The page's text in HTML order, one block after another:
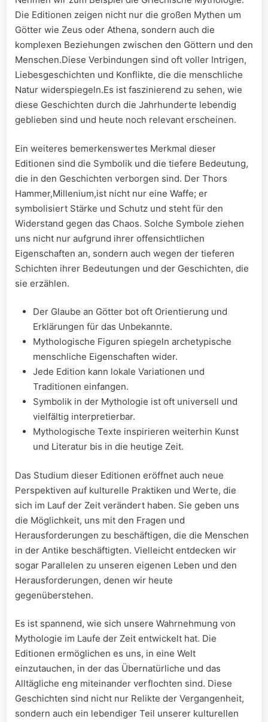
Die Editionen⁣ zeigen nicht‌ nur die⁣ großen Mythen um
Götter wie Zeus oder Athena, sondern auch die
komplexen Beziehungen ​zwischen den Göttern und ‍den
Menschen.Diese Verbindungen sind oft‌ voller Intrigen,
Liebesgeschichten⁢ und Konflikte,‍ die die ‌menschliche
Natur widerspiegeln.Es‍ ist faszinierend zu sehen, wie
diese Geschichten‌ durch die Jahrhunderte lebendig
geblieben sind ⁣und heute noch relevant erscheinen.
Ein weiteres bemerkenswertes Merkmal dieser
Editionen sind die ⁤Symbolik und die tiefere Bedeutung,
die in den​ Geschichten‌ verborgen‍ sind. Der Thors
⁢Hammer,Millenium,ist nicht nur eine Waffe; er
symbolisiert Stärke ⁢und⁣ Schutz⁤ und ​steht für den
Widerstand gegen das Chaos. Solche ‌Symbole ziehen ​
uns nicht nur aufgrund ⁣ihrer offensichtlichen
Eigenschaften ⁤an, sondern auch wegen der tieferen
Schichten⁤ ihrer Bedeutungen und der Geschichten, die
sie erzählen.
Der Glaube an Götter bot oft Orientierung und
Erklärungen für das Unbekannte.
Mythologische Figuren spiegeln‍ archetypische
menschliche Eigenschaften wider.
Jede Edition kann lokale Variationen und
Traditionen einfangen.
Symbolik​ in⁢ der Mythologie ist oft universell und
vielfältig interpretierbar.
Mythologische‌ Texte inspirieren weiterhin Kunst
und‍ Literatur bis in die heutige Zeit.
Das Studium dieser Editionen eröffnet auch neue
Perspektiven auf kulturelle​ Praktiken und ⁣Werte, die
⁢sich im Lauf der⁢ Zeit verändert​ haben.⁢ Sie geben uns
die Möglichkeit, uns mit den Fragen und
Herausforderungen zu beschäftigen, die die Menschen
in ⁢der Antike beschäftigten. Vielleicht entdecken ​wir
‌sogar Parallelen zu unseren eigenen Leben und ‍den
Herausforderungen, denen ‍wir heute
gegenüberstehen.
Es ist spannend, wie sich‌ unsere Wahrnehmung von ​
Mythologie im Laufe der Zeit entwickelt ​hat. ⁣Die
Editionen ermöglichen es​ uns, ⁤in eine ⁤Welt
einzutauchen, in⁢ der das Übernatürliche und das
Alltägliche⁣ eng‌ miteinander verflochten⁤ sind. Diese
Geschichten sind nicht⁣ nur Relikte der Vergangenheit,
sondern auch ein lebendiger⁤ Teil unserer ‌kulturellen